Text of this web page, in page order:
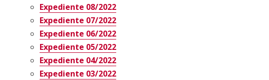
Expediente 08/2022
Expediente 07/2022
Expediente 06/2022
Expediente 05/2022
Expediente 04/2022
Expediente 03/2022